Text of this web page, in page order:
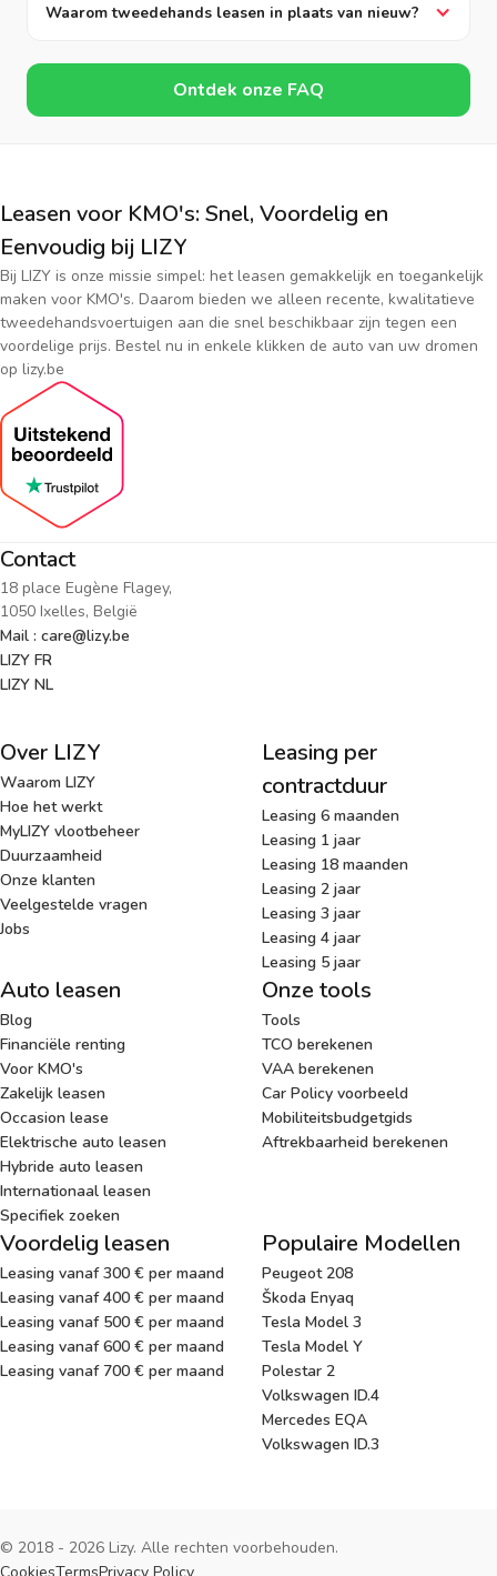
Waarom tweedehands leasen in plaats van nieuw?
Ontdek onze FAQ
Leasen voor KMO's: Snel, Voordelig en
Eenvoudig bij LIZY
Bij LIZY is onze missie simpel: het leasen gemakkelijk en toegankelijk
maken voor KMO's. Daarom bieden we alleen recente, kwalitatieve
tweedehandsvoertuigen aan die snel beschikbaar zijn tegen een
voordelige prijs. Bestel nu in enkele klikken de auto van uw dromen
op lizy.be
Contact
18 place Eugène Flagey,
1050 Ixelles, België
Mail : care@lizy.be
LIZY FR
LIZY NL
Over LIZY
Waarom LIZY
Hoe het werkt
MyLIZY vlootbeheer
Duurzaamheid
Onze klanten
Veelgestelde vragen
Jobs
Leasing per
contractduur
Leasing 6 maanden
Leasing 1 jaar
Leasing 18 maanden
Leasing 2 jaar
Leasing 3 jaar
Leasing 4 jaar
Leasing 5 jaar
Auto leasen
Blog
Financiële renting
Voor KMO's
Zakelijk leasen
Occasion lease
Elektrische auto leasen
Hybride auto leasen
Internationaal leasen
Specifiek zoeken
Onze tools
Tools
TCO berekenen
VAA berekenen
Car Policy voorbeeld
Mobiliteitsbudgetgids
Aftrekbaarheid berekenen
Voordelig leasen
Leasing vanaf 300 € per maand
Leasing vanaf 400 € per maand
Leasing vanaf 500 € per maand
Leasing vanaf 600 € per maand
Leasing vanaf 700 € per maand
Populaire Modellen
Peugeot 208
Škoda Enyaq
Tesla Model 3
Tesla Model Y
Polestar 2
Volkswagen ID.4
Mercedes EQA
Volkswagen ID.3
© 2018 - 2026 Lizy. Alle rechten voorbehouden.
CookiesTermsPrivacy Policy